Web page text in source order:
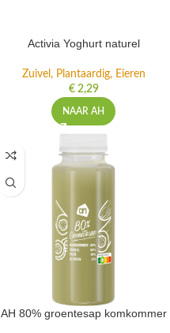
Activia Yoghurt naturel
Zuivel, Plantaardig, Eieren
€2,29
NAAR AH
AH 80% groentesap komkommer